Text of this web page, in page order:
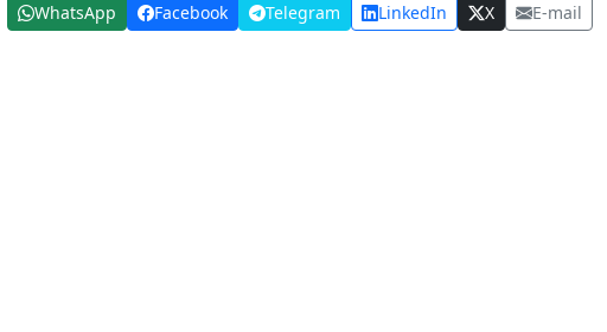
WhatsApp Facebook Telegram LinkedIn X E-mail